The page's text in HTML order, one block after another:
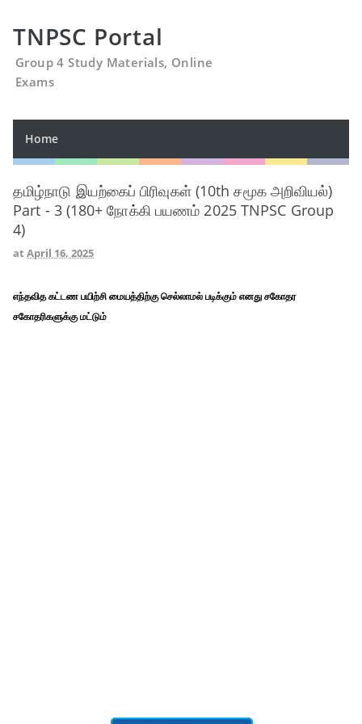
TNPSC Portal
Group 4 Study Materials, Online
Exams
Home
தமிழ்நாடு இயற்கைப் பிரிவுகள் (10th சமூக அறிவியல்)
Part - 3 (180+ நோக்கி பயணம் 2025 TNPSC Group
4)
at April 16, 2025
எந்தவித கட்டண பயிற்சி மையத்திற்கு செல்லாமல் படிக்கும் எனது சகோதர
சகோதரிகளுக்கு மட்டும்